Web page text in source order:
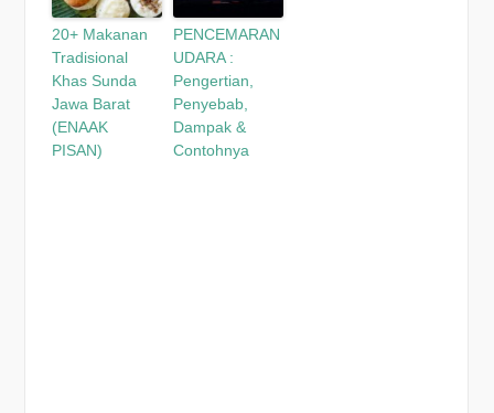
20+ Makanan
Tradisional
Khas Sunda
Jawa Barat
(ENAAK
PISAN)
PENCEMARAN
UDARA :
Pengertian,
Penyebab,
Dampak &
Contohnya